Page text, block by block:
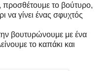
προσθέτουμε το βούτυρο,
να γίνει ένας σφυχτός
βουτυρώνουμε με ένα
το καπάκι και